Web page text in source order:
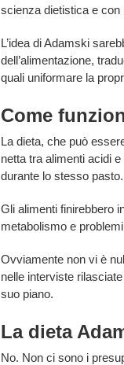
scienza dietistica e con
L’idea di Adamski
dell’alimentazione,
quali uniformare la
Come
La dieta, che può
netta tra alimenti acidi
durante lo stesso pasto.
Gli alimenti finirebbero
metabolismo e
Ovviamente non vi è
nelle interviste
suo piano.
La dieta
No. Non ci sono i